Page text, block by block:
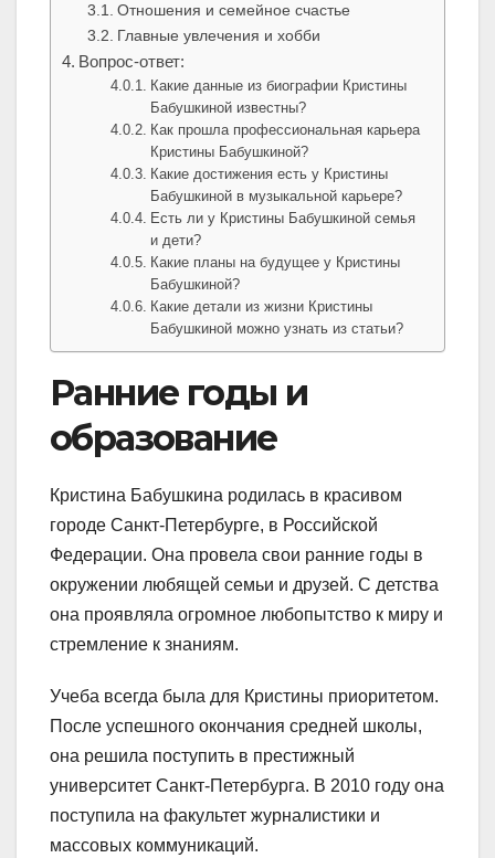
Отношения и семейное счастье
Главные увлечения и хобби
Вопрос-ответ:
Какие данные из биографии Кристины
Бабушкиной известны?
Как прошла профессиональная карьера
Кристины Бабушкиной?
Какие достижения есть у Кристины
Бабушкиной в музыкальной карьере?
Есть ли у Кристины Бабушкиной семья
и дети?
Какие планы на будущее у Кристины
Бабушкиной?
Какие детали из жизни Кристины
Бабушкиной можно узнать из статьи?
Ранние годы и
образование
Кристина Бабушкина родилась в красивом
городе Санкт-Петербурге, в Российской
Федерации. Она провела свои ранние годы в
окружении любящей семьи и друзей. С детства
она проявляла огромное любопытство к миру и
стремление к знаниям.
Учеба всегда была для Кристины приоритетом.
После успешного окончания средней школы,
она решила поступить в престижный
университет Санкт-Петербурга. В 2010 году она
поступила на факультет журналистики и
массовых коммуникаций.